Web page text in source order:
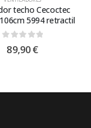
techo Cecoctec
5994 retractil
out of 5
89,90€